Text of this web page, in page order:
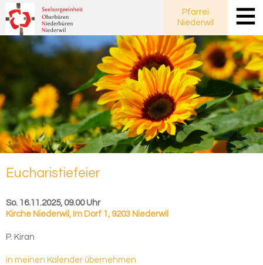
Pfarrei
Niederwil
Eu­cha­ris­tie­fei­er
So. 16.11.2025, 09.00 Uhr
Kirche Niederwil , Im Dorf 1, 9203 Niederwil
P. Kiran
in meinen Kalender übernehmen